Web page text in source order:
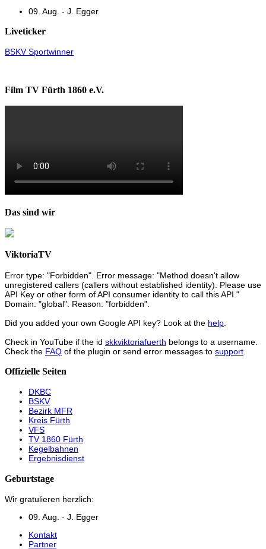
09. Aug. - J. Egger
Liveticker
BSKV Sportwinner
Film TV Fürth 1860 e.V.
Das sind wir
ViktoriaTV
Error type: "Forbidden". Error message: "Method doesn't allow
unregistered callers (callers without established identity). Please use
API Key or other form of API consumer identity to call this API."
Domain: "global". Reason: "forbidden".
Did you added your own Google API key? Look at the help
Check in YouTube if the id skkviktoriafuerth belongs to a username.
Check the FAQ of the plugin or send error messages to support
Offizielle Seiten
DKBC
BSKV
Bezirk MFR
Kreis Fürth
VFS
TV 1860 Fürth
Kegelbahnen
Ergebnisdienst
Geburtstage
Wir gratulieren herzlich:
09. Aug. - J. Egger
Kontakt
Partner